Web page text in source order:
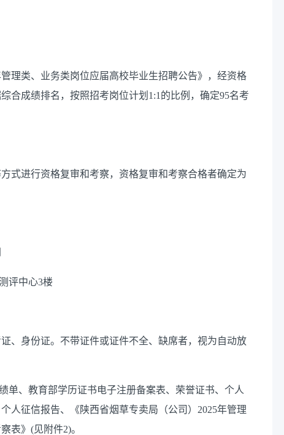
理类、业务类岗位应届高校毕业生招聘公告》，经资格
合成绩排名，按照招考岗位计划 1:1 的比例，确定95名考
式进行资格复审和考察，资格复审和考察合格者确定为
评中心3楼
、身份证。不带证件或证件不全、缺席者，视为自动放
单、教育部学历证书电子注册备案表、荣誉证书、个人
人征信报告、《陕西省烟草专卖局（公司） 2025年管理
表》 (见附件2)。